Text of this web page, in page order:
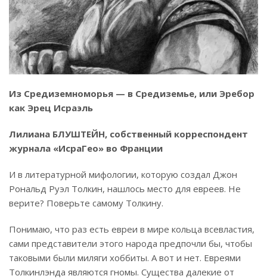
Из Средиземноморья — в Средиземье, или Эребор
как Эрец Исраэль
Лилиана БЛУШТЕЙН, собственный корреспондент
журнала «ИсраГео» во Франции
И в литературной мифологии, которую создал Джон
Рональд Руэл Толкин, нашлось место для евреев. Не
верите? Поверьте самому Толкину.
Понимаю, что раз есть евреи в мире кольца всевластия,
сами представители этого народа предпочли бы, чтобы
таковыми были миляги хоббиты. А вот и нет. Евреями
Толкинлэнда являются гномы. Существа далекие от